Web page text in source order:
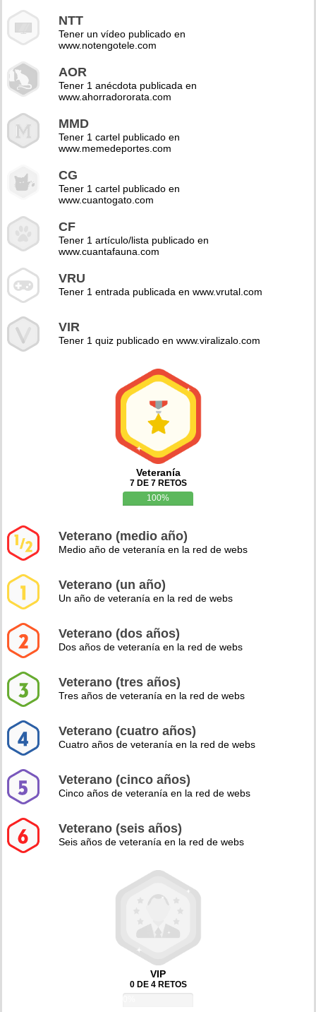
NTT
Tener un vídeo publicado en
www.notengotele.com
AOR
Tener 1 anécdota publicada en
www.ahorradororata.com
MMD
Tener 1 cartel publicado en
www.memedeportes.com
CG
Tener 1 cartel publicado en
www.cuantogato.com
CF
Tener 1 artículo/lista publicado en
www.cuantafauna.com
VRU
Tener 1 entrada publicada en www.vrutal.com
VIR
Tener 1 quiz publicado en www.viralizalo.com
Veteranía
7 DE 7 RETOS
100%
Veterano (medio año)
Medio año de veteranía en la red de webs
Veterano (un año)
Un año de veteranía en la red de webs
Veterano (dos años)
Dos años de veteranía en la red de webs
Veterano (tres años)
Tres años de veteranía en la red de webs
Veterano (cuatro años)
Cuatro años de veteranía en la red de webs
Veterano (cinco años)
Cinco años de veteranía en la red de webs
Veterano (seis años)
Seis años de veteranía en la red de webs
VIP
0 DE 4 RETOS